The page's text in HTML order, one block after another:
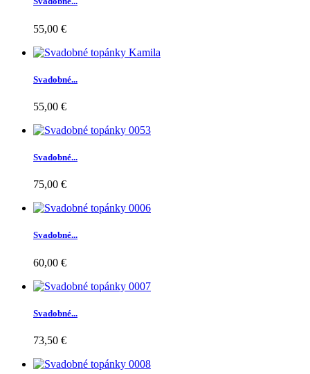
55,00 €
Svadobné...
55,00 €
Svadobné...
75,00 €
Svadobné...
60,00 €
Svadobné...
73,50 €